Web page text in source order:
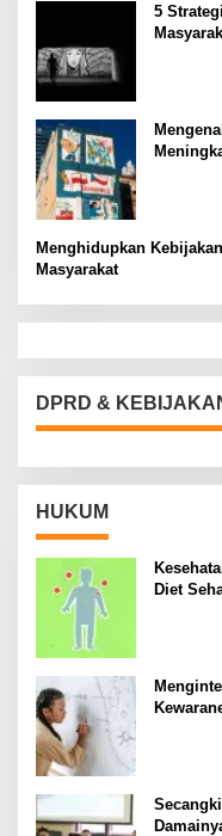
5
Menghidupkan
Masyarakat
DPRD &
HUKUM
Diet